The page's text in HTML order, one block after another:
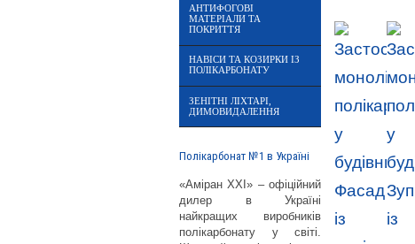
АНТИФОГОВІ
МАТЕРІАЛИ ТА
ПОКРИТТЯ
НАВІСИ ТА КОЗИРКИ ІЗ
ПОЛІКАРБОНАТУ
ЗЕНІТНІ ЛІХТАРІ,
ДИМОВИДАЛЕННЯ
Полікарбонат №1 в Україні
«Аміран XXI» – офіційний
дилер в Україні
найкращих виробників
полікарбонату у світі.